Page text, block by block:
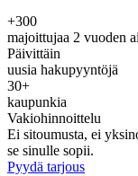
+300
majoittujaa 2 vuoden
Päivittäin
uusia hakupyyntöjä
30+
kaupunkia
Vakiohinnoittelu
Ei sitoumusta, ei
se sinulle sopii.
Pyydä tarjous